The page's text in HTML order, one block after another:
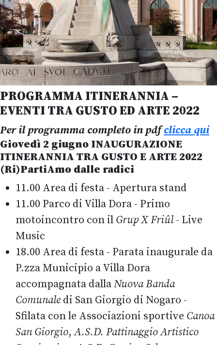
PROGRAMMA ITINERANNIA –
EVENTI TRA GUSTO ED ARTE 2022
Per il programma completo in pdfclicca qui
Giovedì 2 giugno INAUGURAZIONE
ITINERANNIA TRA GUSTO E ARTE 2022
(Ri)PartiAmo dalle radici
11.00 Area di festa - Apertura stand
11.00 Parco di Villa Dora - Primo
motoincontro con il Grup X Friûl- Live
Music
18.00 Area di festa - Parata inaugurale da
P.zza Municipio a Villa Dora
accompagnata dallaNuova Banda
Comunale di San Giorgio di Nogaro -
Sfilata con le Associazioni sportive Canoa
San Giorgio,A.S.D. Pattinaggio Artistico